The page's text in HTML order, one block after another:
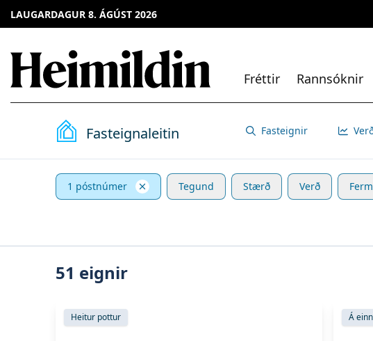
LAUGARDAGUR 8. ÁGÚST 2026
Fréttir Rannsóknir
Fasteignaleitin Fasteignir
1 póstnúmer Tegund Stærð Verð
51 eignir
Skoða eignina
Heitur pottur Á